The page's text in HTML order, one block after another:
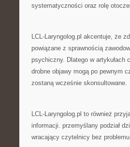
systematyczności oraz rolę
LCL-Laryngolog.pl akcentuje, że
powiązane z sprawnością
psychiczny. Dlatego w
drobne objawy mogą po pewnym
zostaną wcześnie skonsultowane.
LCL-Laryngolog.pl to również
informacji. przemyślany podział
wracający czytelnicy bez